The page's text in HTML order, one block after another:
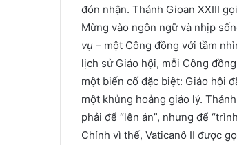
đón nhận. Thánh Gioan XXIII
Mừng vào ngôn ngữ và nhịp
vụ – một Công đồng với tầm
lịch sử Giáo hội, mỗi Công
một biến cố đặc biệt: Giáo hội
một khủng hoảng giáo lý.
phải để “lên án”, nhưng để
Chính vì thế, Vaticanô II được